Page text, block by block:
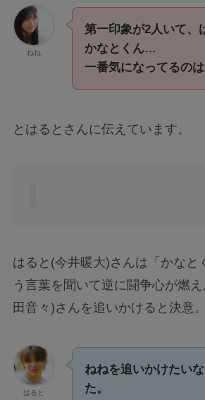
ねね
第一印象が2人いて、
かなとくん…
一番気になってるの
とはるとさんに伝えています。
はると(今井暖大)さんは「かなと
う言葉を聞いて逆に闘争心が燃
田音々)さんを追いかけると決意。
はると
ねねを追いかけたい
た。